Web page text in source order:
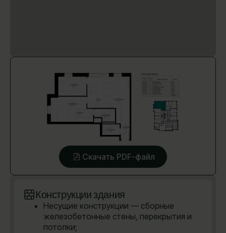
Скачать PDF-файл
Конструкции здания
Несущие конструкции — сборные
железобетонные стены, перекрытия и
потолки;